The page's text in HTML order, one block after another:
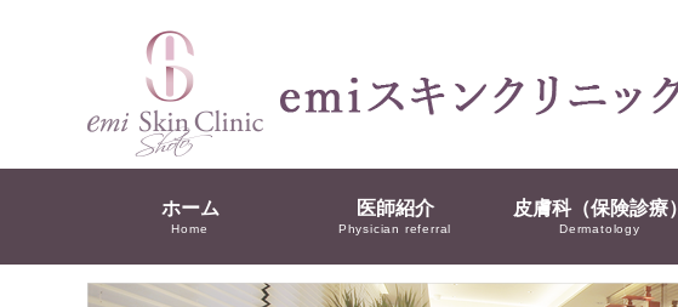
ホーム
Home
医師紹介
Physician referral
皮膚科（保険診療）
Dermatology